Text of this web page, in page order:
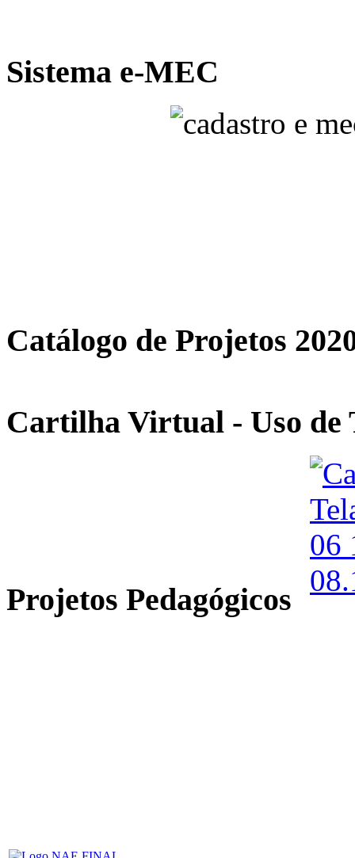
Sistema e-MEC
Catálogo de Projetos
Cartilha Virtual - Uso de
Projetos Pedagógicos